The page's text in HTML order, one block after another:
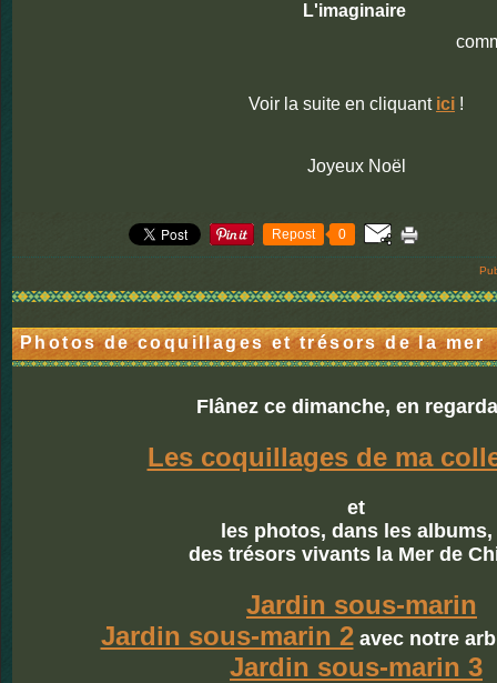
L'imaginaire
commentaire
Voir la suite en cliquant ici !
Joyeux Noël
Repost 0
Photos de coquillages et trésors de la mer
Flânez ce dimanche, en
Les coquillages de ma
et
les photos, dans les albums,
des trésors vivants la Mer de
Jardin sous-marin
Jardin sous-marin 2avec notre
Jardin sous-marin 3